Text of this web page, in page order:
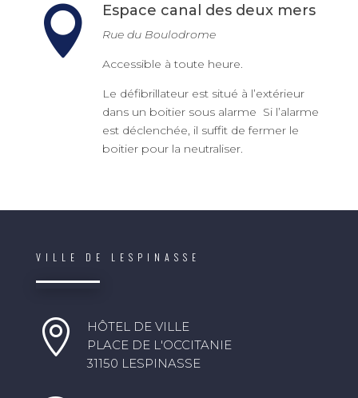
 Espace canal des deux mers
Rue du Boulodrome
Accessible à toute heure.
Le défibrillateur est situé à l’extérieur
dans un boitier sous alarme Si l’alarme
est déclenchée, il suffit de fermer le
boitier pour la neutraliser.
VILLE DE LESPINASSE

HÔTEL DE VILLE
PLACE DE L'OCCITANIE
31150 LESPINASSE